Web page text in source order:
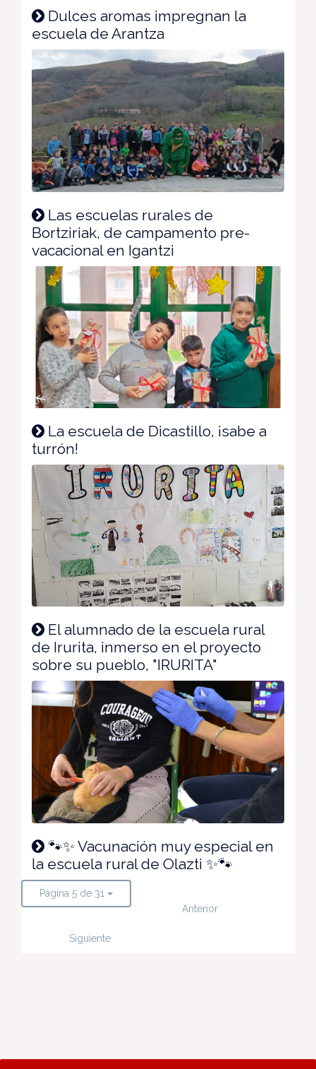
Dulces aromas impregnan la
escuela de Arantza
Las escuelas rurales de
Bortziriak, de campamento pre-
vacacional en Igantzi
La escuela de Dicastillo, ¡sabe a
turrón!
El alumnado de la escuela rural
de Irurita, inmerso en el proyecto
sobre su pueblo, "IRURITA"
🐾✨ Vacunación muy especial en
la escuela rural de Olazti ✨🐾
Página 5 de 31
Anterior
Siguiente